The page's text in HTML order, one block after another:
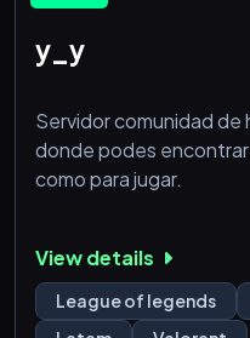
y_y
Servidor comunidad de
donde podes
como para jugar.
View details
League of legends